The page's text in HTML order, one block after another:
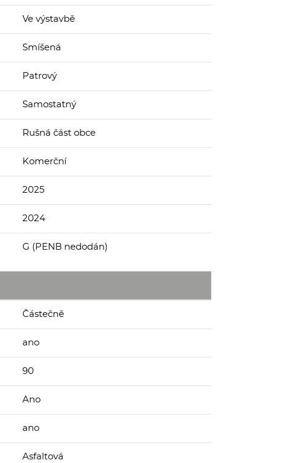
Ve výstavbě
Smíšená
Patrový
Samostatný
Rušná část obce
Komerční
2025
2024
G (PENB nedodán)
Částečně
ano
90
Ano
ano
Asfaltová